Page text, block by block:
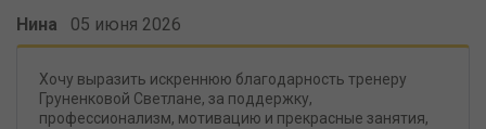
Нина 05 июня 2026
Хочу выразить искреннюю благодарность тренеру
Груненковой Светлане, за поддержку,
профессионализм, мотивацию и прекрасные занятия,